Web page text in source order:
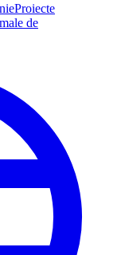
Proiecte
de